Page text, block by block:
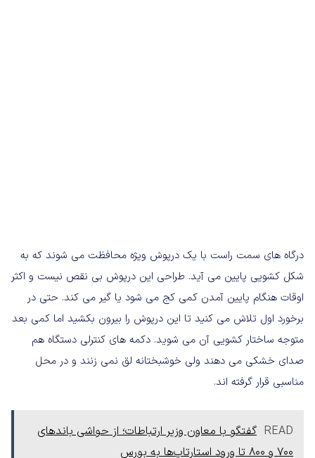
درگاه های سمت راست با یک درپوش ویژه محافظت می شوند که به
شکل کشویی پایین می آید. طراحی این درپوش بی نقص نیست و اکثر
اوقات هنگام پایین آمدن کمی کج می شود یا گیر می کند. حتی در
برخورد اول تلاش می کنید تا این درپوش را بیرون بکشید اما کمی بعد
متوجه ساختار کشویی آن می شوید. دکمه های کنترلی دستگاه هم
صدای خشکی می دهند ولی خوشبختانه لق نمی زنند و در محل
مناسبی قرار گرفته اند.
READ گفتگو با معاون وزیر ارتباطات؛ از حواشی باندهای
۷۰۰ و ۸۰۰ تا ورود استارتاپ‌ها به بورس